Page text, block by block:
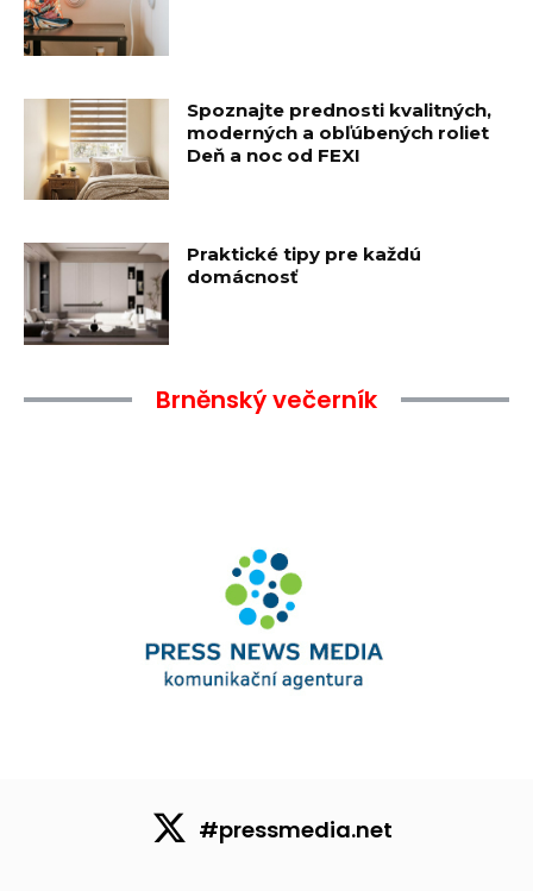
Spoznajte prednosti kvalitných,
moderných a obľúbených roliet
Deň a noc od FEXI
Praktické tipy pre každú
domácnosť
Brněnský večerník
#pressmedia.net